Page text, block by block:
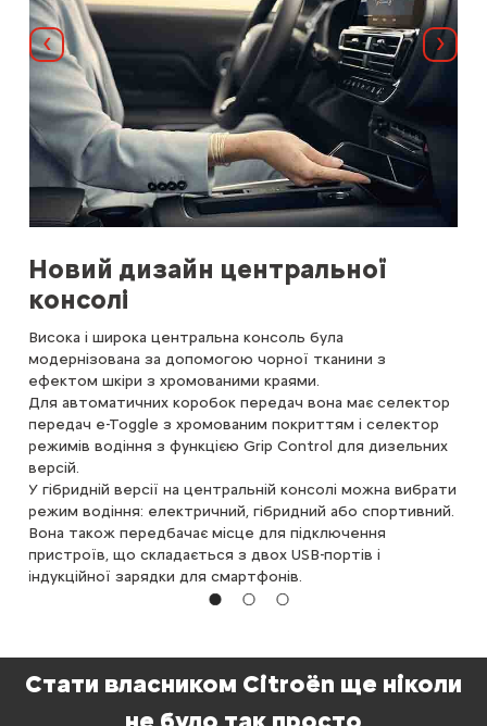
Назад
Новий дизайн центральної
консолі
Висока і широка центральна консоль була
модернізована за допомогою чорної тканини з
ефектом шкіри з хромованими краями.
Для автоматичних коробок передач вона має селектор
передач e-Toggle з хромованим покриттям і селектор
режимів водіння з функцією Grip Control для дизельних
версій.
У гібридній версії на центральній консолі можна вибрати
режим водіння: електричний, гібридний або спортивний.
Вона також передбачає місце для підключення
пристроїв, що складається з двох USB-портів і
індукційної зарядки для смартфонів.
Далі
Стати власником Citroën ще ніколи